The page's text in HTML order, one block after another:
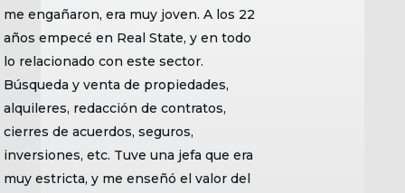
me engañaron, era muy joven. A los 22
años empecé en Real State, y en todo
lo relacionado con este sector.
Búsqueda y venta de propiedades,
alquileres, redacción de contratos,
cierres de acuerdos, seguros,
inversiones, etc. Tuve una jefa que era
muy estricta, y me enseñó el valor del